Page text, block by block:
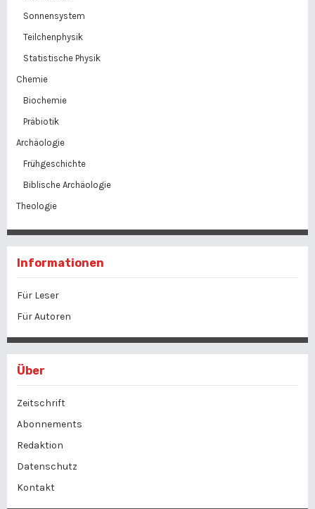
Sonnensystem
Teilchenphysik
Statistische Physik
Chemie
Biochemie
Präbiotik
Archäologie
Frühgeschichte
Biblische Archäologie
Theologie
Informationen
Für Leser
Für Autoren
Über
Zeitschrift
Abonnements
Redaktion
Datenschutz
Kontakt